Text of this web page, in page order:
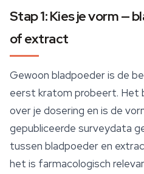
Stap 1: Kies je vorm —
of extract
Gewoon bladpoeder is de
eerst kratom probeert. Het
over je dosering en is de
gepubliceerde surveydata
tussen bladpoeder en
het is farmacologisch